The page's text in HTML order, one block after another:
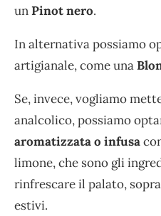
unPinot nero.
In alternativa possiamo
artigianale, come una
Se, invece, vogliamo
analcolico, possiamo
aromatizzata o infusa
limone, che sono gli
rinfrescare il palato,
estivi.